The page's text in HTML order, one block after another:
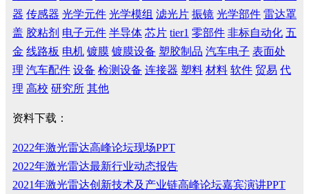
器 传感器 光学元件 光学模组 滤光片 振镜 光学部件 雷达罩
盖 胶粘剂 电子元件 半导体 芯片 tier1 零部件 非标自动化 五
金 线路板 电机 镀膜 镀膜设备 塑胶制品 汽车电子 表面处
理 汽车配件 设备 检测设备 连接器 塑料 材料 软件 贸易 代
理 高校 研究所 其他
资料下载：
2022年激光雷达高峰论坛现场PPT
2022年激光雷达最新行业动态报告
2021年激光雷达创新技术及产业链高峰论坛嘉宾演讲PPT